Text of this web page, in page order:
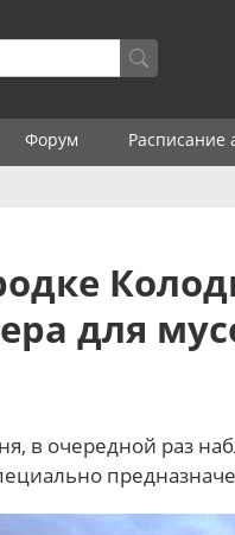
Форум Расписание
для
в очередной раз